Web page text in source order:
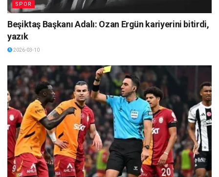
SPOR
Beşiktaş Başkanı Adalı: Ozan Ergün kariyerini bitirdi,
yazık
2026-03-10